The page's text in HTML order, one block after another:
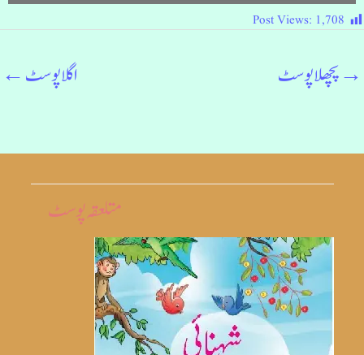
Post Views: 1,708
→پچھلا پوسٹ اگلا پوسٹ←
متلعقہ پوسٹ